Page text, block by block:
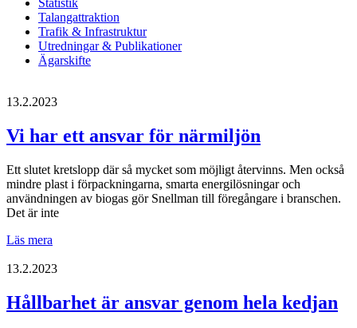
Talangattraktion
Trafik & Infrastruktur
Utredningar & Publikationer
Ägarskifte
13.2.2023
Vi har ett ansvar för närmiljön
Ett slutet kretslopp där så mycket som möjligt återvinns. Men också
mindre plast i förpackningarna, smarta energilösningar och
användningen av biogas gör Snellman till föregångare i branschen.
Det är inte
Läs mera
ett
närmiljön
13.2.2023
Hållbarhet är ansvar genom hela kedjan